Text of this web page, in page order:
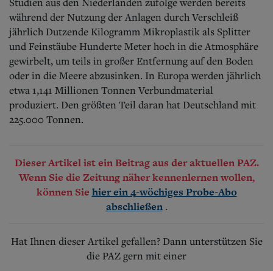
während der Nutzung der Anlagen durch Verschleiß
jährlich Dutzende Kilogramm Mikroplastik als Splitter
und Feinstäube Hunderte Meter hoch in die Atmosphäre
gewirbelt, um teils in großer Entfernung auf den Boden
oder in die Meere abzusinken. In Europa werden jährlich
etwa 1,141 Millionen Tonnen Verbundmaterial
produziert. Den größten Teil daran hat Deutschland mit
225.000 Tonnen.
Dieser Artikel ist ein Beitrag aus der aktuellen PAZ.
Wenn Sie die Zeitung näher kennenlernen wollen,
können Sie hier ein 4-wöchiges Probe-Abo
abschließen .
Hat Ihnen dieser Artikel gefallen? Dann unterstützen Sie
die PAZ gern mit einer